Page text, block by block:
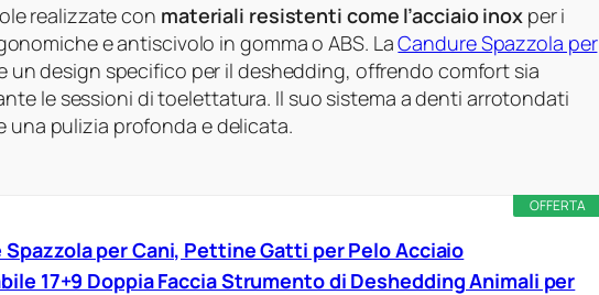
realizzate con materiali resistenti come l’acciaio inoxper i
e antiscivolo in gomma o ABS. LaCandure Spazzola per
un design specifico per il deshedding, offrendo comfort sia
le sessioni di toelettatura. Il suo sistema a denti arrotondati
una pulizia profonda e delicata.
OFFERTA
Spazzola per Cani, Pettine Gatti per Pelo Acciaio
17+9 Doppia Faccia Strumento di Deshedding Animali per